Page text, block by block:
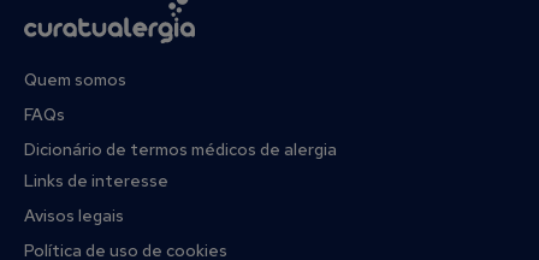
Quem somos
FAQs
Dicionário de termos médicos de alergia
Links de interesse
Avisos legais
Política de uso de cookies